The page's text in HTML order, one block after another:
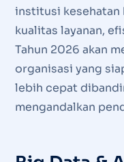
institusi
kualitas layanan,
Tahun 2026 akan
organisasi yang
lebih cepat
mengandalkan